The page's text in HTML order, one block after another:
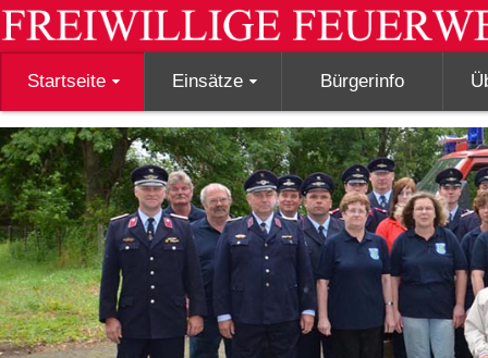
Startseite Einsätze Bürgerinfo